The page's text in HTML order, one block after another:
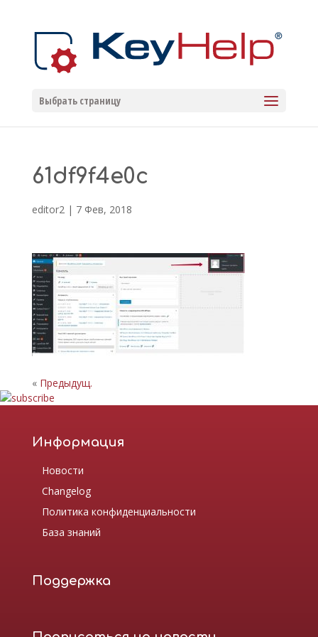
Выбрать страницу
61df9f4e0c
editor2| 7 Фев, 2018
« Предыдущ.
Информация
Новости
Changelog
Политика конфиденциальности
База знаний
Поддержка